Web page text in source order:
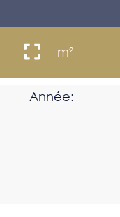
m²
Année: